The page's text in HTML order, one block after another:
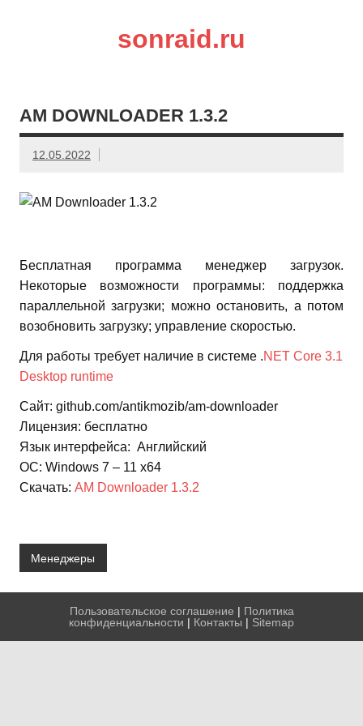
sonraid.ru
AM DOWNLOADER 1.3.2
12.05.2022
Бесплатная программа менеджер загрузок.
Некоторые возможности программы: поддержка
параллельной загрузки; можно остановить, а потом
возобновить загрузку; управление скоростью.
Для работы требует наличие в системе .NET Core 3.1
Desktop runtime
Сайт: github.com/antikmozib/am-downloader
Лицензия: бесплатно
Язык интерфейса: Английский
ОС: Windows 7 – 11 x64
Скачать: AM Downloader 1.3.2
Менеджеры
Пользовательское соглашение | Политика
конфиденциальности | Контакты | Sitemap